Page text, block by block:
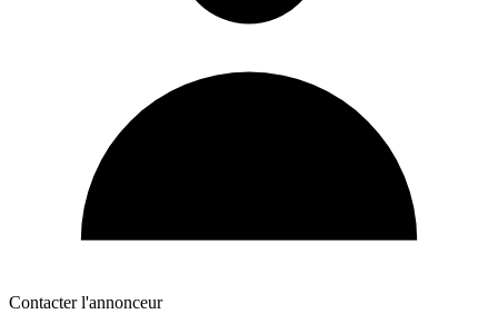
Contacter l'annonceur